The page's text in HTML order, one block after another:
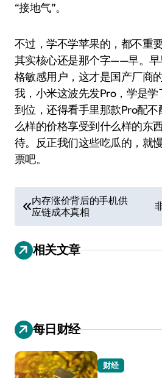
“接地气”。
不过，学不学苹果的，都不重
其实核心还是那个字——早。早
格敏感用户，这才是国产厂商
我，小米这波先发Pro，学是
到位，还得看手里那款Pro配
么样的价格享受到什么样的东
待。反正我们这些吃瓜的，就
票吧。
章
导
航
内存涨价背后的手机供
应链成本真相
相关文章
每日财经
财经